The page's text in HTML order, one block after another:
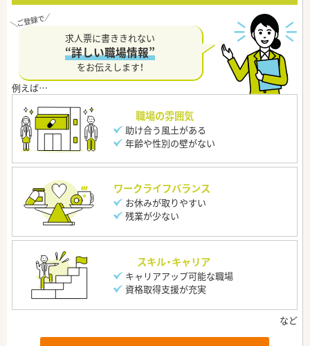
求人票に書ききれない
“詳しい職場情報”
をお伝えします！
職場の雰囲気
助け合う風土がある
年齢や性別の壁がない
ワークライフバランス
お休みが取りやすい
残業が少ない
スキル・キャリア
キャリアアップ可能な職場
資格取得支援が充実